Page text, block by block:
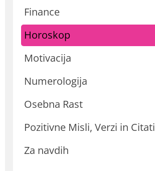
Finance
Horoskop
Motivacija
Numerologija
Osebna Rast
Pozitivne Misli, Verzi in Citati
Za navdih